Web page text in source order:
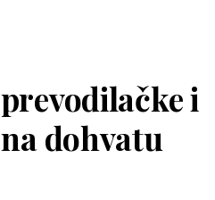
i
dohvatu